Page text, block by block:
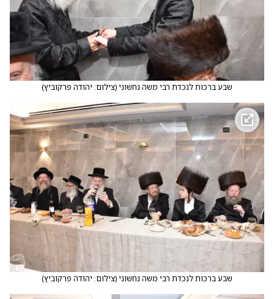
שבע ברכות לנכדת רבי משה נחשוני(צילום: יהודה פרקוביץ)
שבע ברכות לנכדת רבי משה נחשוני(צילום: יהודה פרקוביץ)